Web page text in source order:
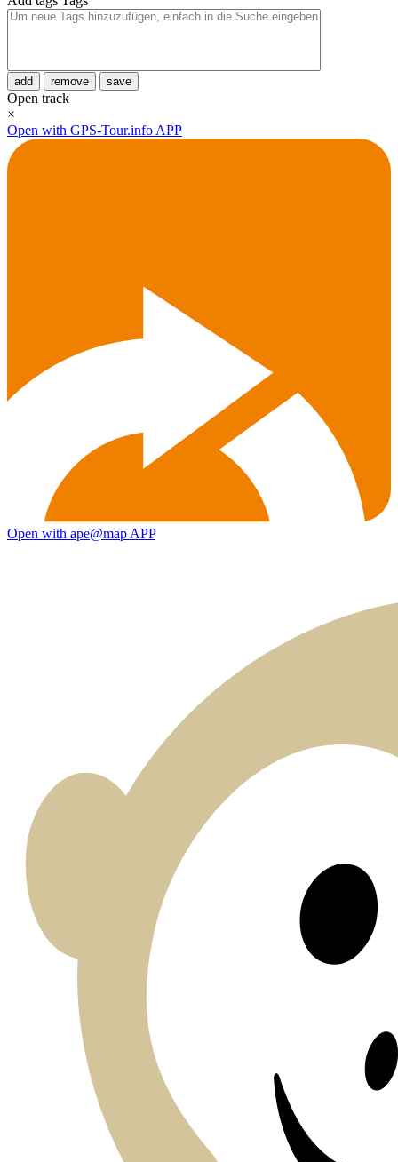
add remove save
Open track
×
Open with GPS-Tour.info APP
Open with ape@map APP